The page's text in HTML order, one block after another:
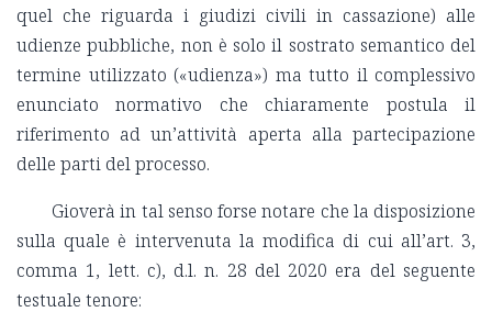
quel che riguarda i giudizi civili in cassazione) alle
udienze pubbliche, non è solo il sostrato semantico del
termine utilizzato («udienza») ma tutto il complessivo
enunciato normativo che chiaramente postula il
riferimento ad un’attività aperta alla partecipazione
delle parti del processo.
Gioverà in tal senso forse notare che la disposizione
sulla quale è intervenuta la modifica di cui all’art. 3,
comma 1, lett. c), d.l. n. 28 del 2020 era del seguente
testuale tenore: